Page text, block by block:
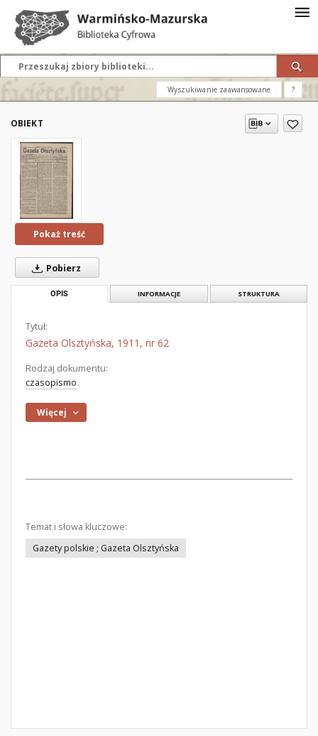
Wyszukiwanie zaawansowane ?
OBIEKT
Pokaż treść
Pobierz
OPIS INFORMACJE STRUKTURA
Tytuł:
Gazeta Olsztyńska, 1911, nr 62
Rodzaj dokumentu:
czasopismo
Więcej
Temat i słowa kluczowe:
Gazety polskie ; Gazeta Olsztyńska